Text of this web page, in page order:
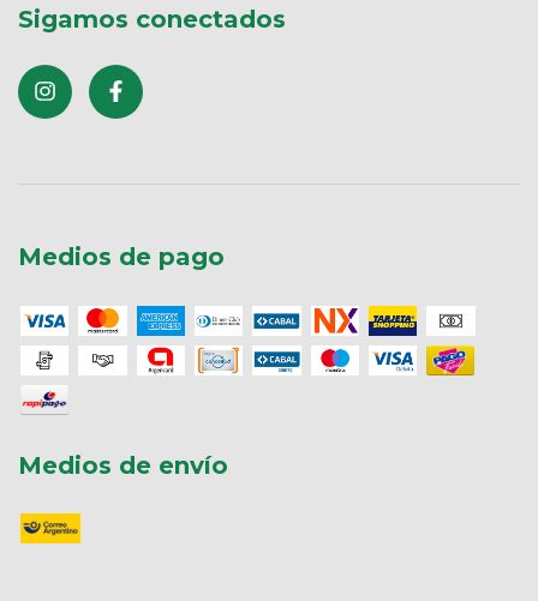
Sigamos conectados
Medios de pago
Medios de envío